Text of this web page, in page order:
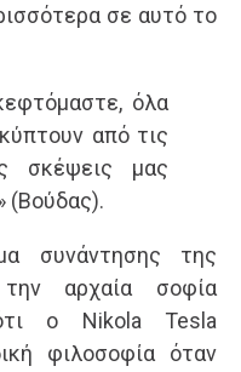
σε αυτό το
όλα
από τις
σκέψεις μας
(Βούδας).
συνάντησης της
αρχαία σοφία
ο Nikola Tesla
φιλοσοφία όταν